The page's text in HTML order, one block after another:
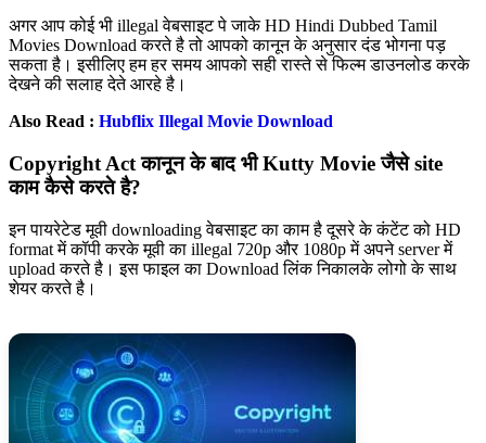
अगर आप कोई भी illegal वेबसाइट पे जाके HD Hindi Dubbed Tamil
Movies Download करते है तो आपको कानून के अनुसार दंड भोगना पड़
सकता है। इसीलिए हम हर समय आपको सही रास्ते से फिल्म डाउनलोड करके
देखने की सलाह देते आरहे है।
Also Read : Hubflix Illegal Movie Download
Copyright Act कानून के बाद भी Kutty Movie जैसे site
काम कैसे करते है?
इन पायरेटेड मूवी downloading वेबसाइट का काम है दूसरे के कंटेंट को HD
format में कॉपी करके मूवी का illegal 720p और 1080p में अपने server में
upload करते है। इस फाइल का Download लिंक निकालके लोगो के साथ
शेयर करते है।